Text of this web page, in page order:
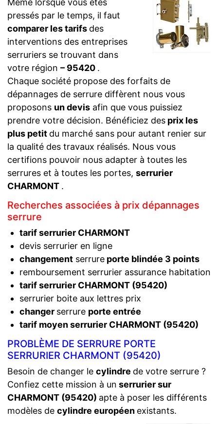
Même lorsque vous êtes
pressés par le temps, il faut
comparer les tarifs des
interventions des entreprises
serruriers se trouvant dans
votre région – 95420 .
Chaque société propose des forfaits de
dépannages de serrure diffèrent nous vous
proposons un devis afin que vous puissiez
prendre votre décision. Bénéficiez des prix les
plus petit du marché sans pour autant renier sur
la qualité des travaux réalisés. Nous vous
certifions pouvoir nous adapter à toutes les
serrures et à toutes les portes, serrurier
CHARMONT .
Recherches associées à prix dépannages
serrure
tarif serrurier CHARMONT
devis serrurier en ligne
changementserrureporte blindée 3 points
remboursement serrurier assurance habitation
tarif serrurier CHARMONT (95420)
serrurier boite aux lettres prix
changer serrure porte entrée
tarif moyen serrurier CHARMONT (95420)
PROBLÈME DE SERRURE PORTE
SERRURIER CHARMONT (95420)
Besoin de changer le cylindre de votre serrure ?
Confiez cette mission à un serrurier sur
CHARMONT (95420) apte à poser les différents
modèles de cylindre européen existants.